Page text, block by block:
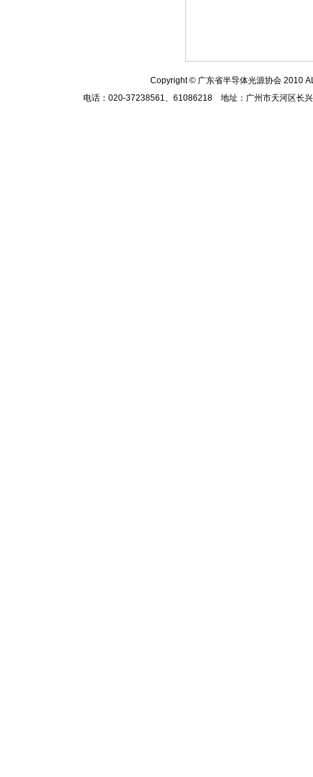
Copyright© 广东省半导体光源协会 2010
电话：020-37238561、61086218 地址：广州市天河区长